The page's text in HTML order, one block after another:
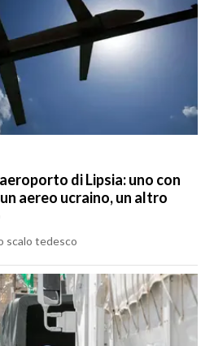
di Lipsia: uno con
aereo ucraino, un altro
scalo tedesco